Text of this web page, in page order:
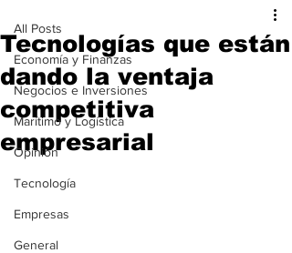
All Posts
Economía y Finanzas
Negocios e Inversiones
Marítimo y Logística
Opinión
Tecnología
Empresas
General
Tecnologías que están
dando la ventaja
competitiva
empresarial